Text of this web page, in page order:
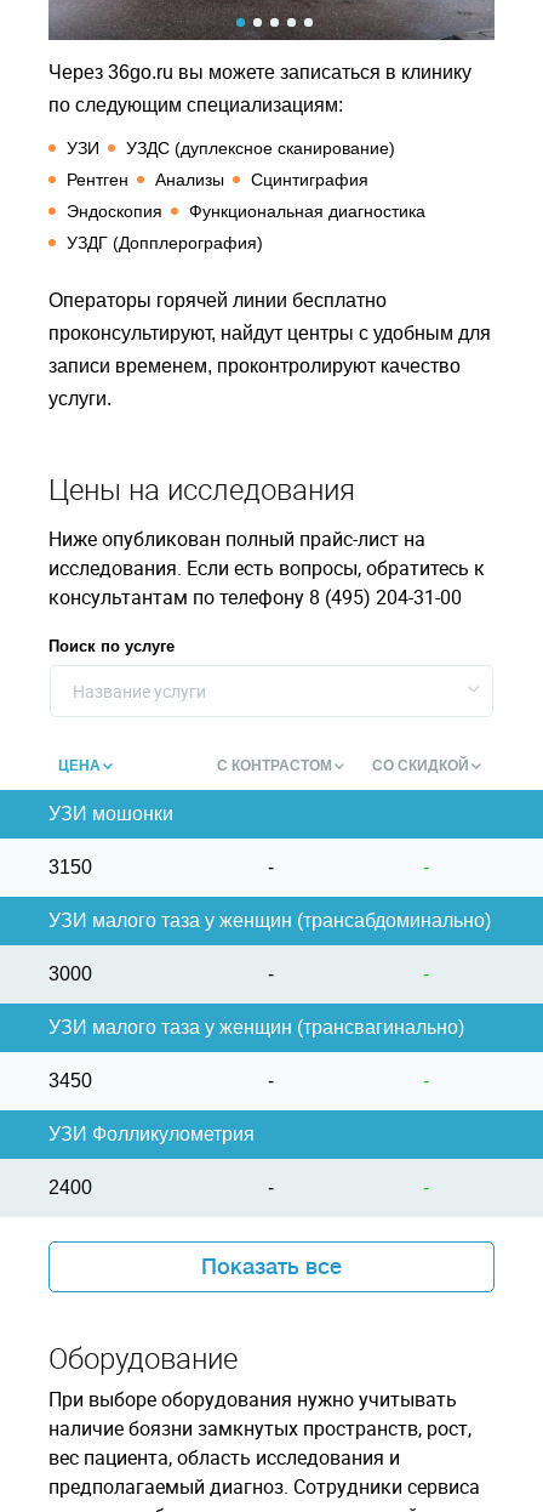
Через 36go.ru вы можете записаться в клинику
по следующим специализациям:
УЗИ
УЗДС (дуплексное сканирование)
Рентген
Анализы
Сцинтиграфия
Эндоскопия
Функциональная диагностика
УЗДГ (Допплерография)
Операторы горячей линии бесплатно
проконсультируют, найдут центры с удобным для
записи временем, проконтролируют качество
услуги.
Цены на исследования
Ниже опубликован полный прайс-лист на
исследования. Если есть вопросы, обратитесь к
консультантам по телефону 8 (495) 204-31-00
Поиск по услуге
Название услуги
ЦЕНА С КОНТРАСТОМ СО СКИДКОЙ
УЗИ мошонки
3150 - -
УЗИ малого таза у женщин (трансабдоминально)
3000 - -
УЗИ малого таза у женщин (трансвагинально)
3450 - -
УЗИ Фолликулометрия
2400 - -
Показать все
Оборудование
При выборе оборудования нужно учитывать
наличие боязни замкнутых пространств, рост,
вес пациента, область исследования и
предполагаемый диагноз. Сотрудники сервиса